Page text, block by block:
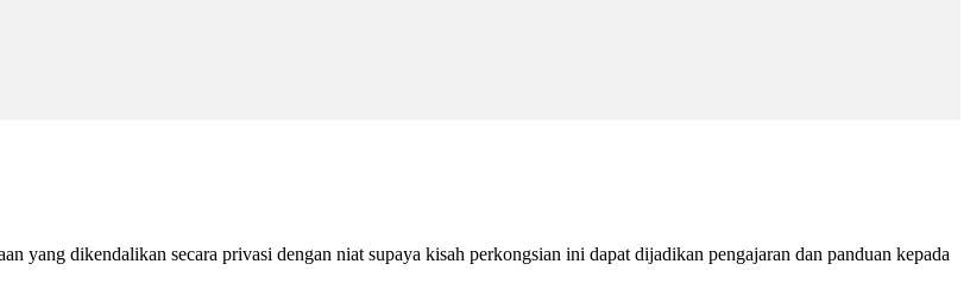
yang dikendalikan secara privasi dengan niat supaya kisah perkongsian ini dapat dijadikan pengajaran dan panduan kepada